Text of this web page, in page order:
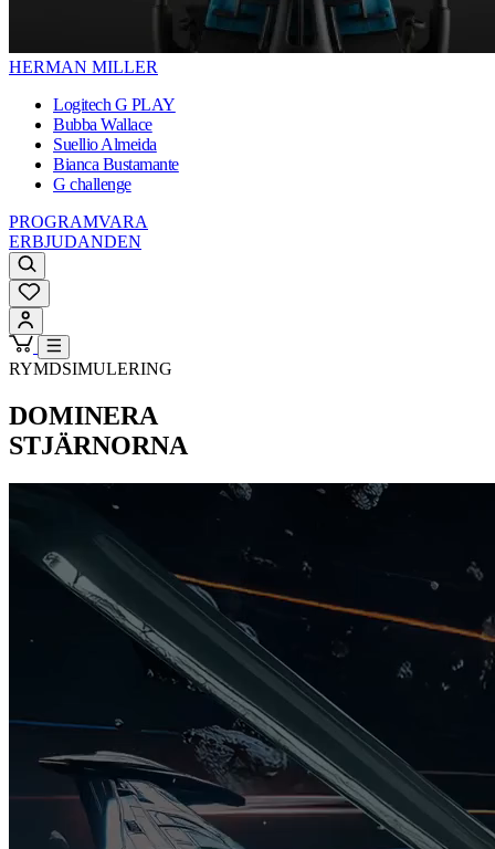
HERMAN MILLER
Logitech G PLAY
Bubba Wallace
Suellio Almeida
Bianca Bustamante
G challenge
PROGRAMVARA
ERBJUDANDEN
RYMDSIMULERING
DOMINERA
STJÄRNORNA